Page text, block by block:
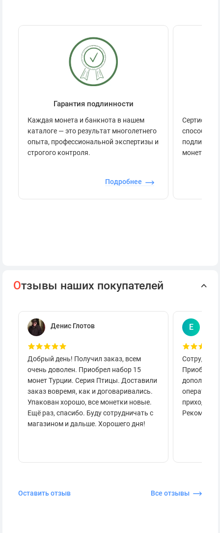
Гарантия подлинности
Каждая монета и банкнота в нашем
каталоге — это результат многолетнего
опыта, профессиональной экспертизы и
строгого контроля.
Подробнее
способов
монеты.
Отзывы наших покупателей
Денис Глотов
Добрый день! Получил заказ, всем
очень доволен. Приобрел набор 15
монет Турции. Серия Птицы. Доставили
заказ вовремя, как и договаривались.
Упакован хорошо, все монетки новые.
Ещё раз, спасибо. Буду сотрудничать с
магазином и дальше. Хорошего дня!
Е
приходило
Оставить отзыв Все отзывы